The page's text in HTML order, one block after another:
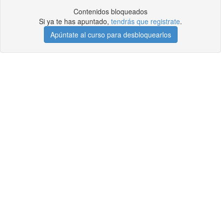
Contenidos bloqueados
Si ya te has apuntado, tendrás que registrate.
Apúntate al curso para desbloquearlos